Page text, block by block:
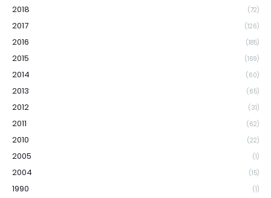
2018 (72)
2017 (126)
2016 (185)
2015 (169)
2014 (60)
2013 (65)
2012 (31)
2011 (62)
2010 (22)
2005 (1)
2004 (15)
1990 (1)